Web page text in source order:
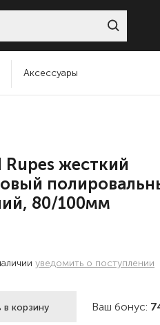
Аксессуары
Rupes жесткий
80/100мм
уведомить о поступлении
корзину Ваш бонус: